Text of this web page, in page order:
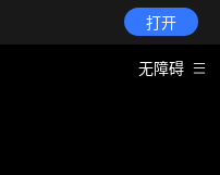
打开
无障碍